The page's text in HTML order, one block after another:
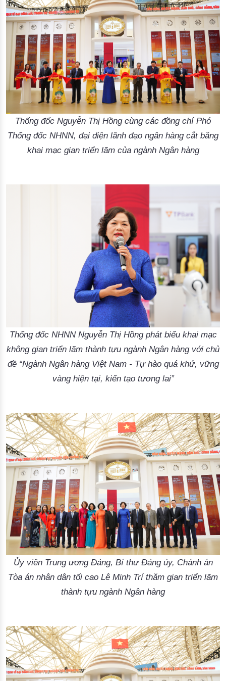
Thống đốc Nguyễn Thị Hồng cùng các đồng chí Phó
Thống đốc NHNN, đại diện lãnh đạo ngân hàng cắt băng
khai mạc gian triển lãm của ngành Ngân hàng
Thống đốc NHNN Nguyễn Thị Hồng phát biểu khai mạc
không gian triển lãm thành tựu ngành Ngân hàng với chủ
đề “Ngành Ngân hàng Việt Nam - Tự hào quá khứ, vững
vàng hiện tại, kiến tạo tương lai”
Ủy viên Trung ương Đảng, Bí thư Đảng ủy, Chánh án
Tòa án nhân dân tối cao Lê Minh Trí thăm gian triển lãm
thành tựu ngành Ngân hàng